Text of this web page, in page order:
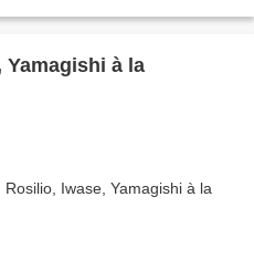
à la